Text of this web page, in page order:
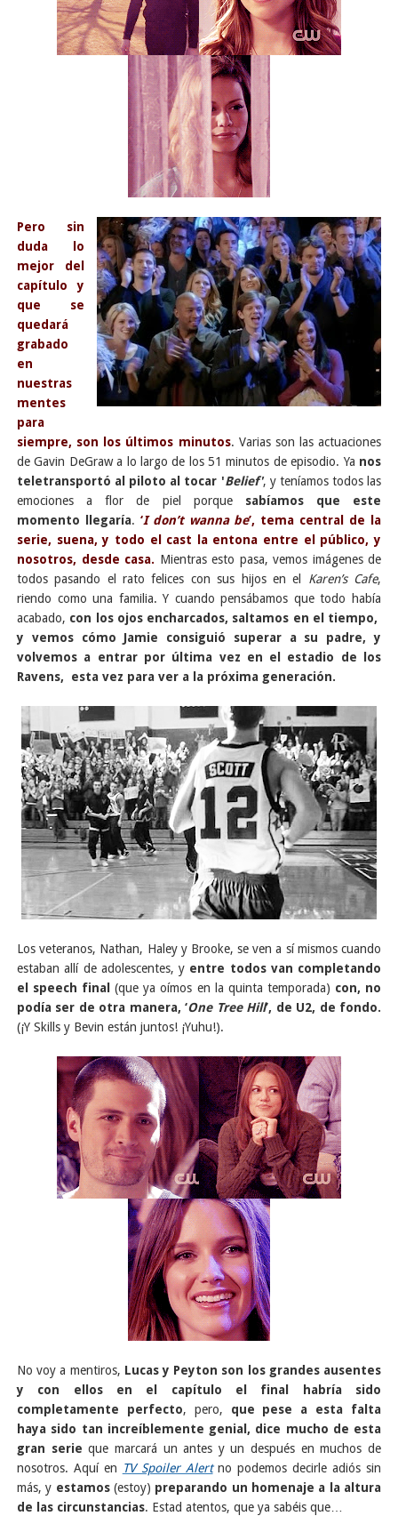
Pero sin
duda lo
mejor del
capítulo y
que se
quedará
grabado
en
nuestras
mentes
para
siempre, son los últimos minutos. Varias son las actuaciones
de Gavin DeGraw a lo largo de los 51 minutos de episodio. Ya nos
teletransportó al piloto al tocar 'Belief', y teníamos todos las
emociones a flor de piel porque sabíamos que este
momento llegaría. ‘I don’t wanna be’, tema central de la
serie, suena, y todo el cast la entona entre el público, y
nosotros, desde casa. Mientras esto pasa, vemos imágenes de
todos pasando el rato felices con sus hijos en el Karen’s Cafe,
riendo como una familia. Y cuando pensábamos que todo había
acabado, con los ojos encharcados, saltamos en el tiempo,
y vemos cómo Jamie consiguió superar a su padre, y
volvemos a entrar por última vez en el estadio de los
Ravens, esta vez para ver a la próxima generación.
Los veteranos, Nathan, Haley y Brooke, se ven a sí mismos cuando
estaban allí de adolescentes, y entre todos van completando
el speech final (que ya oímos en la quinta temporada) con, no
podía ser de otra manera, ‘One Tree Hill’, de U2, de fondo.
(¡Y Skills y Bevin están juntos! ¡Yuhu!).
No voy a mentiros, Lucas y Peyton son los grandes ausentes
y con ellos en el capítulo el final habría sido
completamente perfecto, pero, que pese a esta falta
haya sido tan increíblemente genial, dice mucho de esta
gran serie que marcará un antes y un después en muchos de
nosotros. Aquí en TV Spoiler Alertno podemos decirle adiós sin
más, y estamos(estoy) preparando un homenaje a la altura
de las circunstancias. Estad atentos, que ya sabéis que…